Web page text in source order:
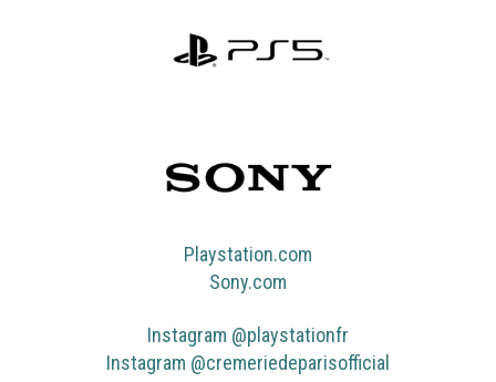
Playstation.com
Sony.com
Instagram @playstationfr
Instagram @cremeriedeparisofficial